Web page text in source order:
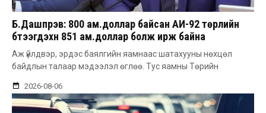
Б.Дашпүрэв: 800 ам.доллар байсан АИ-92 төрлийн
бүтээгдэхүүн 851 ам.доллар болж ирж байна
Аж үйлдвэр, эрдэс баялгийн яамнаас шатахууны нөхцөл
байдлын талаар мэдээлэл өглөө. Тус яамны Төрийн
2026-08-06